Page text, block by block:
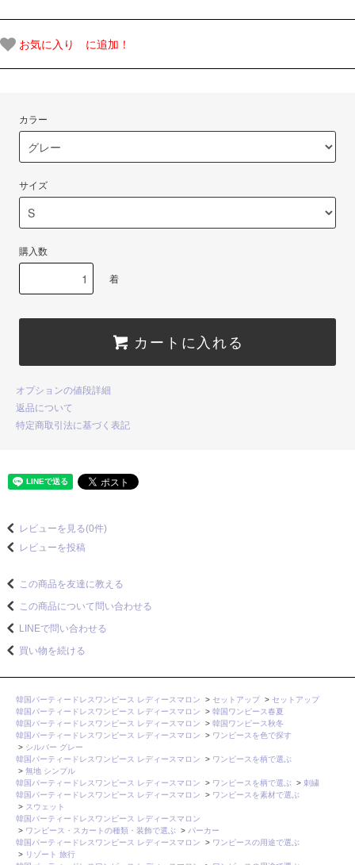
お気に入り に追加！
カラー
サイズ
購入数
着
カートに入れる
オプションの値段詳細
返品について
特定商取引法に基づく表記
レビューを見る(0件)
レビューを投稿
この商品を友達に教える
この商品について問い合わせる
LINEで問い合わせる
買い物を続ける
韓国パーティードレスワンピース レディースマロン > セットアップ > セットアップ
韓国パーティードレスワンピース レディースマロン
> 韓国ワンピース春夏
韓国パーティードレスワンピース レディースマロン
> 韓国ワンピース秋冬
韓国パーティードレスワンピース レディースマロン
> ワンピースを色で探す
> シルバー グレー
韓国パーティードレスワンピース レディースマロン
> ワンピースを柄で選ぶ
> 無地 シンプル
韓国パーティードレスワンピース レディースマロン
> ワンピースを柄で選ぶ > 刺繍
韓国パーティードレスワンピース レディースマロン
> ワンピースを素材で選ぶ
> スウェット
韓国パーティードレスワンピース レディースマロン
> ワンピース・スカートの種類・装飾で選ぶ > パーカー
韓国パーティードレスワンピース レディースマロン
> ワンピースの用途で選ぶ
> リゾート 旅行